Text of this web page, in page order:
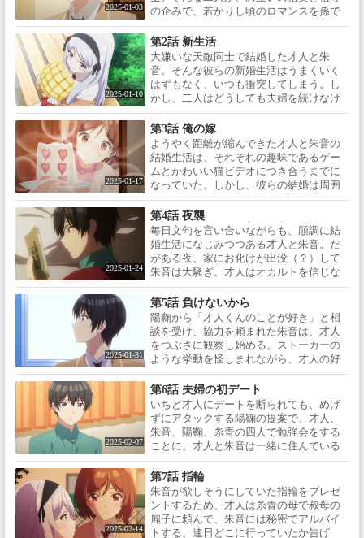
2025-01-03
の企みで、若かりし頃のロマンスを孫で
成就させたいという願いのため結婚させ
られる。それぞれ将来の夢を叶えるべ
く、打算で結婚を受け入れた才人と朱音
は、あっという間に用意された新居へ連
れて行かれる。いきなり一つ屋根の下、
ベッドも一つという中で、嫌い合う二人
の新婚生活が始まるが……
2025-01-10
第2話 新生活
大嫌いな天敵同士で結婚した才人と朱
音。そんな彼らの新婚生活はうまくいく
はずもなく、いつも衝突してしまう。し
かし、二人はどうしても夫婦を続けなけ
ればならない。才人はいつの間にか二人
の結婚を嗅ぎつけていた従妹の糸青に、
朱音は親友の陽鞠に結婚を隠して相談す
る。お互いに歩み寄って心地よい生活を
送るため “話し合い”をする二人。こうし
て仕切り直した結婚生活の中で、少しず
つ二人の距離は縮まってゆき……
2025-01-17
第3話 俺の嫁
ようやく距離が縮んできた才人と朱音の
結婚生活は、それぞれの趣味であるゲー
ムとかわいい猫ビデオにつき合うまでに
なっていた。しかし、彼らの結婚は周囲
に隠し通さなければならない。初めて一
緒に買い物に出かける途中、陽鞠と出く
わしてバレそうになったり、いつもギリ
ギリの綱渡り。そんな中、テスト勉強で
夜なべする朱音のため、毎晩夜食をこし
らえる才人。だが、朱音が風邪を引いて
2025-01-24
第4話 夜襲
毎日文句を言い合いながらも、順調に結
婚生活になじみつつある才人と朱音。だ
がある夜、家にお化けが出没（？）して
朱音は大騒ぎ。才人はオカルトを信じな
いが、怖がりの朱音は生活を脅かすお化
けにすっかり憔悴してしまい、才人の従
妹の糸青にお祓いを頼むことに。糸青が
家に一晩泊まることになり、朱音は才人
と糸青の、親戚にしても近すぎる距離感
に胸がもやもやするのだった……
2025-01-31
第5話 負けないから
陽鞠から「才人くんのことが好き」と相
談を受け、協力を頼まれた朱音は、才人
をつぶさに観察し始める。ストーカーの
ような挙動を怪しまれながら、才人の好
きな料理や趣味を聞き出し、陽鞠に教え
る朱音。ただ、それは陽鞠と才人の距離
を縮めることになり、朱音は微妙な気持
ちに。そんな折、朱音の家に遊びにくる
と言い出す陽鞠。朱音が応対する間、家
の中で必死で隠れる才人。陽鞠は、才人
2025-02-07
第6話 夫婦の初デート
いちど才人にデートを断られても、めげ
ずにアタックする陽鞠の提案で、才人、
朱音、陽鞠、糸青の四人で勉強会をする
ことに。才人と朱音は一緒に住んでいる
ことを隠してなんとか勉強会を切り抜け
ようと奔走する。その後、才人は少し元
気のない朱音を見て、二人で遊びに出か
けようと誘う。夫婦になって初めてのデ
ート。いつもの調子で言いあいながらな
んだかんだ楽しんだ二人は、最後にジュ
2025-02-14
第7話 指輪
朱音が欲しそうにしていた指輪をプレゼ
ントするため、才人は糸青の母で叔母の
麗子に頼んで、朱音には秘密でアルバイ
トする。連日どこに行っていたか告げ